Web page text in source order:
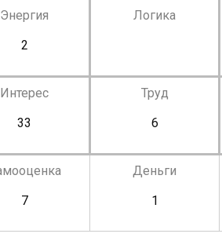
Энергия
2
Логика
Интерес
33
Труд
6
7
Деньги
1